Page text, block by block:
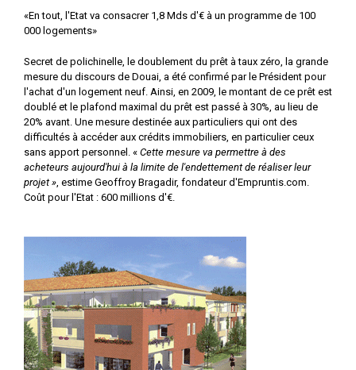
«En tout, l'Etat va consacrer 1,8 Mds d'€ à un programme de 100
000 logements»
Secret de polichinelle, le doublement du prêt à taux zéro, la grande
mesure du discours de Douai, a été confirmé par le Président pour
l'achat d'un logement neuf. Ainsi, en 2009, le montant de ce prêt est
doublé et le plafond maximal du prêt est passé à 30%, au lieu de
20% avant. Une mesure destinée aux particuliers qui ont des
difficultés à accéder aux crédits immobiliers, en particulier ceux
sans apport personnel. « Cette mesure va permettre à des
acheteurs aujourd'hui à la limite de l'endettement de réaliser leur
projet », estime Geoffroy Bragadir, fondateur d'Empruntis.com.
Coût pour l'Etat : 600 millions d'€.